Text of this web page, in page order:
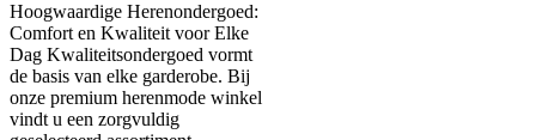
Hoogwaardige Herenondergoed:
Comfort en Kwaliteit voor Elke
Dag Kwaliteitsondergoed vormt
de basis van elke garderobe. Bij
onze premium herenmode winkel
vindt u een zorgvuldig